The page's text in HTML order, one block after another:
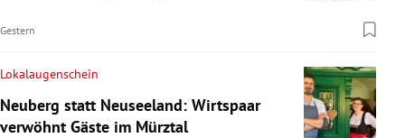
Gestern
Lokalaugenschein
Neuberg statt Neuseeland: Wirtspaar
verwöhnt Gäste im Mürztal